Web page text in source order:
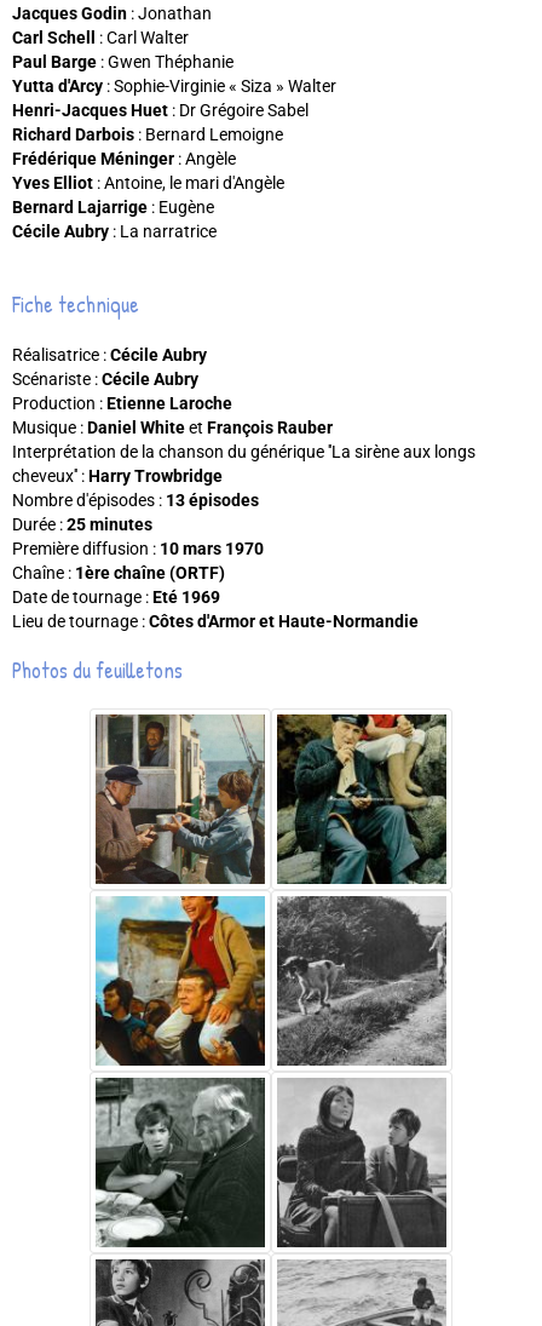
Jacques Godin : Jonathan
Carl Schell
: Carl Walter
Paul Barge : Gwen Théphanie
Yutta d'Arcy : Sophie-Virginie « Siza » Walter
Henri-Jacques Huet : Dr Grégoire Sabel
Richard Darbois : Bernard Lemoigne
Frédérique Méninger : Angèle
Yves Elliot : Antoine, le mari d'Angèle
Bernard Lajarrige : Eugène
Cécile Aubry : La narratrice
Fiche technique
Réalisatrice :Cécile Aubry
Scénariste :Cécile Aubry
Production :Etienne Laroche
Musique :Daniel Whiteet François Rauber
Interprétation de la chanson du générique ''La sirène aux longs
cheveux'' :Harry Trowbridge
Nombre d'épisodes : 13 épisodes
Durée :25 minutes
Première diffusion : 10 mars 1970
Chaîne : 1ère chaîne (ORTF)
Date de tournage :Eté 1969
Lieu de tournage :Côtes d'Armor et Haute-Normandie
Photos du feuilletons